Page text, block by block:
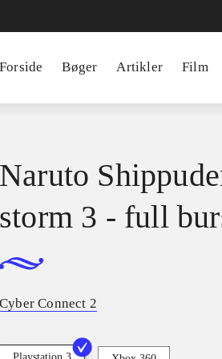
Forside Bøger Artikler Film
Naruto
storm 3 - full
Cyber Connect 2